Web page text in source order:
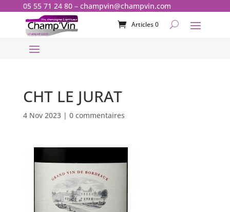
05 55 71 24 80– champvin@champvin.com
Articles 0
CHT LE JURAT
4 Nov 2023| 0 commentaires